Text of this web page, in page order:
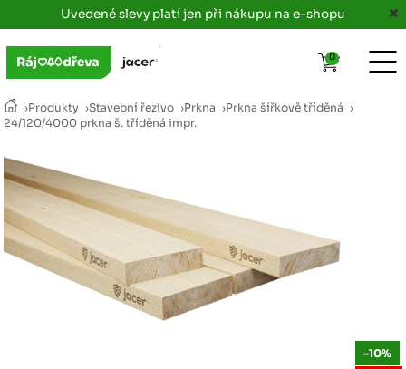
Uvedené slevy platí jen při nákupu na e-shopu
›Produkty ›Stavební řezivo ›Prkna ›Prkna šířkově tříděná ›
24/120/4000 prkna š. tříděná impr.
-10%
0